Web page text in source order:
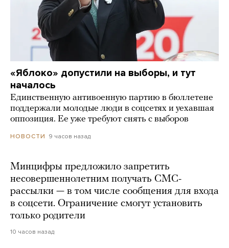
«Яблоко» допустили на выборы, и тут
началось
Единственную антивоенную партию в бюллетене
поддержали молодые люди в соцсетях и уехавшая
оппозиция. Ее уже требуют снять с выборов
НОВОСТИ 9 часов назад
Минцифры предложило запретить
несовершеннолетним получать СМС-
рассылки — в том числе сообщения для входа
в соцсети. Ограничение смогут установить
только родители
10 часов назад